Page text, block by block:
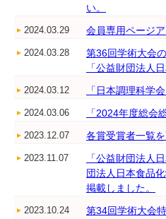
い。
2024.03.29 会員専用ページ
2024.03.28
第36回学術大会
「公益財団法人
2024.03.12 「日本調理科学
2024.03.06 「2024年度総会
2023.12.07 各賞受賞者一覧を
2023.11.07
「公益財団法人
団法人日本食品
掲載しました。
2023.10.24
第34回学術大会